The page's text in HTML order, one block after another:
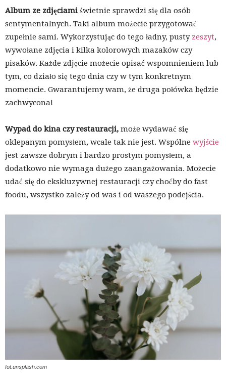
Album ze zdjęciami świetnie sprawdzi się dla osób
sentymentalnych. Taki album możecie przygotować
zupełnie sami. Wykorzystując do tego ładny, pusty zeszyt,
wywołane zdjęcia i kilka kolorowych mazaków czy
pisaków. Każde zdjęcie możecie opisać wspomnieniem lub
tym, co działo się tego dnia czy w tym konkretnym
momencie. Gwarantujemy wam, że druga połówka będzie
zachwycona!
Wypad do kina czy restauracji, może wydawać się
oklepanym pomysłem, wcale tak nie jest. Wspólne wyjście
jest zawsze dobrym i bardzo prostym pomysłem, a
dodatkowo nie wymaga dużego zaangażowania. Możecie
udać się do ekskluzywnej restauracji czy choćby do fast
foodu, wszystko zależy od was i od waszego podejścia.
fot.unsplash.com